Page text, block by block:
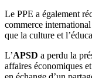
Le PPE a également
commerce
que la culture et
L’APSD a perdu la
affaires économiques